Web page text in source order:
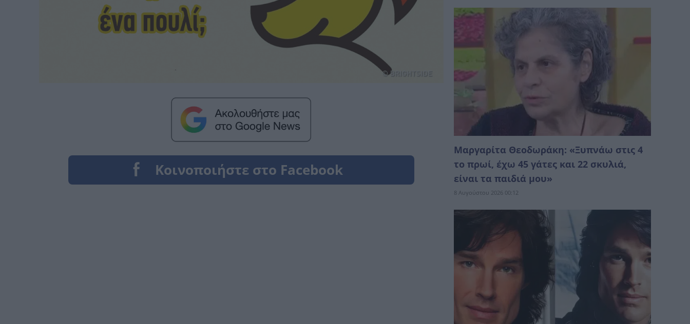
Μαργαρίτα Θεοδωράκη: «Ξυπνάω στις 4
το πρωί, έχω 45 γάτες και 22 σκυλιά,
είναι τα παιδιά μου»
8 Αυγούστου 2026 00:12